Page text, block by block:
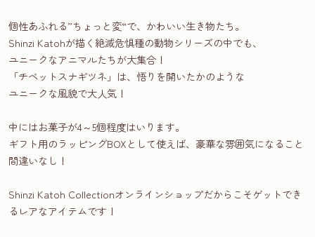
個性あふれる”ちょっと変“で、かわいい生き物たち。
Shinzi Katohが描く絶滅危惧種の動物シリーズの中でも、
ユニークなアニマルたちが大集合！
「チベットスナギツネ」は、悟りを開いたかのような
ユニークな風貌で大人気！
中にはお菓子が4～5個程度はいります。
ギフト用のラッピングBOXとして使えば、豪華な雰囲気になること
間違いなし！
Shinzi Katoh Collectionオンラインショップだからこそゲットでき
るレアなアイテムです！